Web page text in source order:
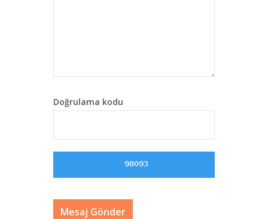
Doğrulama kodu